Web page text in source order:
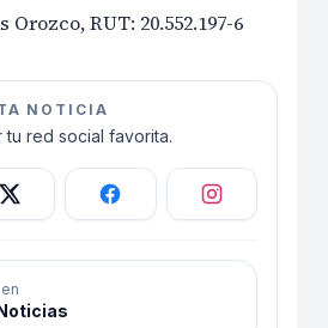
RUT: 20.552.197-6
NOTICIA
tu red social favorita.